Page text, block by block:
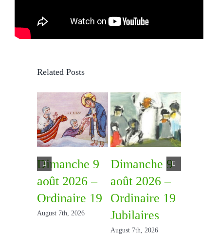
Related Posts
Dimanche 9
août 2026 –
Ordinaire 19
August 7th, 2026
Dimanche 9
août 2026 –
Ordinaire 19
Jubilaires
August 7th, 2026